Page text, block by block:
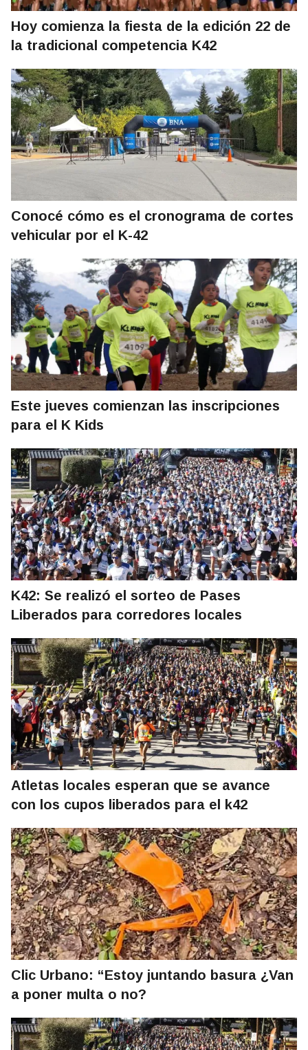
Hoy comienza la fiesta de la edición 22 de
la tradicional competencia K42
Conocé cómo es el cronograma de cortes
vehicular por el K-42
Este jueves comienzan las inscripciones
para el K Kids
K42: Se realizó el sorteo de Pases
Liberados para corredores locales
Atletas locales esperan que se avance
con los cupos liberados para el k42
Clic Urbano: “Estoy juntando basura ¿Van
a poner multa o no?